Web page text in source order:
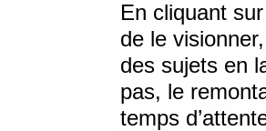
En cliquant
de le
des sujets en
pas, le
temps